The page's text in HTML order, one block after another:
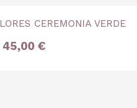
Única CEREMONIA VERDE
45,00 €